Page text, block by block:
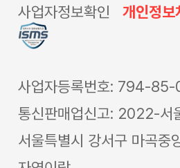
사업자정보확인 개인정보
사업자등록번호: 794-
통신판매업신고: 2022-서
서울특별시 강서구 마곡